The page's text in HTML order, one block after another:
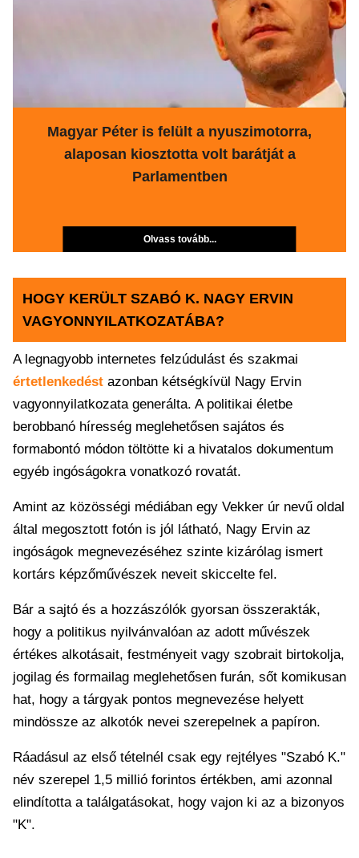
Magyar Péter is felült a nyuszimotorra,
alaposan kiosztotta volt barátját a
Parlamentben
Olvass tovább...
HOGY KERÜLT SZABÓ K. NAGY ERVIN
VAGYONNYILATKOZATÁBA?
A legnagyobb internetes felzúdulást és szakmai
értetlenkedést azonban kétségkívül Nagy Ervin
vagyonnyilatkozata generálta. A politikai életbe
berobbanó híresség meglehetősen sajátos és
formabontó módon töltötte ki a hivatalos dokumentum
egyéb ingóságokra vonatkozó rovatát.
Amint az közösségi médiában egy Vekker úr nevű oldal
által megosztott fotón is jól látható, Nagy Ervin az
ingóságok megnevezéséhez szinte kizárólag ismert
kortárs képzőművészek neveit skiccelte fel.
Bár a sajtó és a hozzászólók gyorsan összerakták,
hogy a politikus nyilvánvalóan az adott művészek
értékes alkotásait, festményeit vagy szobrait birtokolja,
jogilag és formailag meglehetősen furán, sőt komikusan
hat, hogy a tárgyak pontos megnevezése helyett
mindössze az alkotók nevei szerepelnek a papíron.
Ráadásul az első tételnél csak egy rejtélyes "Szabó K."
név szerepel 1,5 millió forintos értékben, ami azonnal
elindította a találgatásokat, hogy vajon ki az a bizonyos
"K".